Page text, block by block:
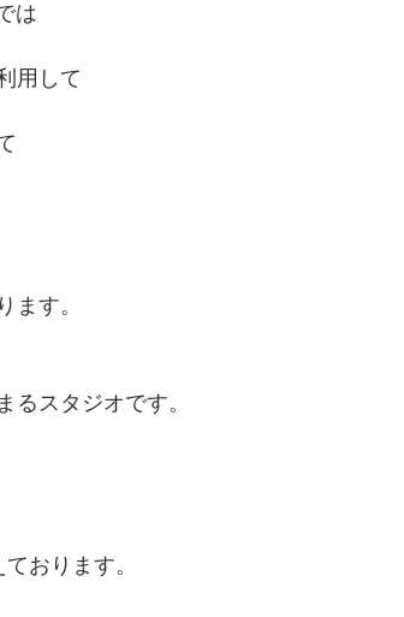
は
用して
ます。
るスタジオです。
おります。